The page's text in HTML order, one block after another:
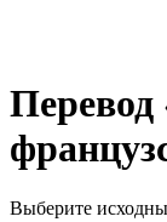
Перевод
Выберите